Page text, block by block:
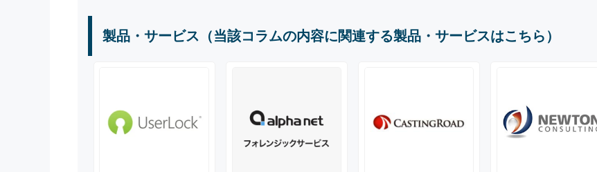
製品・サービス（当該コラムの内容に関連する製品・サービスはこちら）